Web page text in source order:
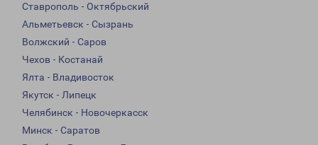
Ставрополь - Октябрьский
Альметьевск - Сызрань
Волжский - Саров
Чехов - Костанай
Ялта - Владивосток
Якутск - Липецк
Челябинск - Новочеркасск
Минск - Саратов